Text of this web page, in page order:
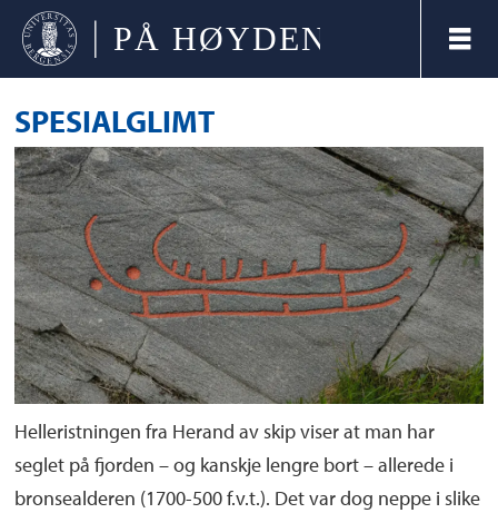
SPESIALGLIMT
Helleristningen fra Herand av skip viser at man har
seglet på fjorden – og kanskje lengre bort – allerede i
bronsealderen (1700-500 f.v.t.). Det var dog neppe i slike